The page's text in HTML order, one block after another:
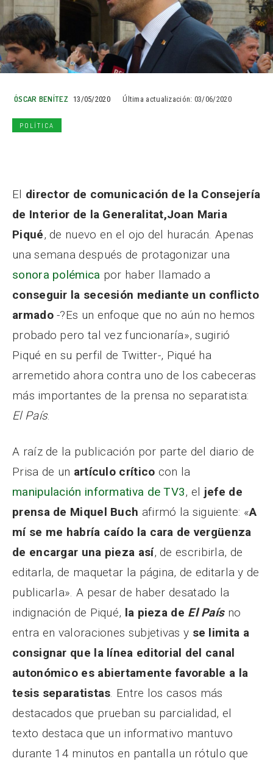
ÓSCAR BENÍTEZ 13/05/2020 Última actualización: 03/06/2020
POLÍTICA
El director de comunicación de la Consejería
de Interior de la Generalitat,Joan Maria
Piqué, de nuevo en el ojo del huracán. Apenas
una semana después de protagonizar una
sonora polémica por haber llamado a
conseguir la secesión mediante un conflicto
armado-?Es un enfoque que no aún no hemos
probado pero tal vez funcionaría», sugirió
Piqué en su perfil de Twitter-, Piqué ha
arremetido ahora contra uno de los cabeceras
más importantes de la prensa no separatista:
El País.
A raíz de la publicación por parte del diario de
Prisa de un artículo crítico con la
manipulación informativa de TV3, el jefe de
prensa de Miquel Buch afirmó la siguiente: «A
mí se me habría caído la cara de vergüenza
de encargar una pieza así, de escribirla, de
editarla, de maquetar la página, de editarla y de
publicarla». A pesar de haber desatado la
indignación de Piqué, la pieza de El Paísno
entra en valoraciones subjetivas y se limita a
consignar que la línea editorial del canal
autonómico es abiertamente favorable a la
tesis separatistas. Entre los casos más
destacados que prueban su parcialidad, el
texto destaca que un informativo mantuvo
durante 14 minutos en pantalla un rótulo que